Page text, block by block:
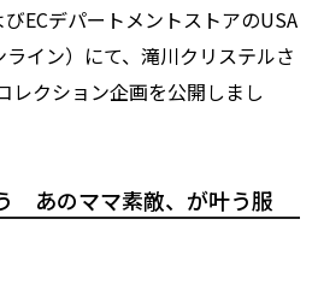
ECデパートメントストアのUSA
イン）にて、滝川クリステルさ
レクション企画を公開しまし
あのママ素敵、が叶う服